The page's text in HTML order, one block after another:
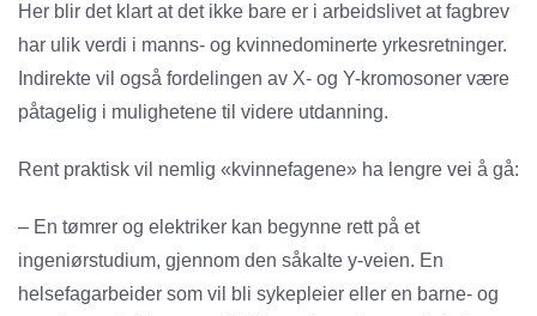
Her blir det klart at det ikke bare er i arbeidslivet at fagbrev
har ulik verdi i manns- og kvinnedominerte yrkesretninger.
Indirekte vil også fordelingen av X- og Y-kromosoner være
påtagelig i mulighetene til videre utdanning.
Rent praktisk vil nemlig «kvinnefagene» ha lengre vei å gå:
– En tømrer og elektriker kan begynne rett på et
ingeniørstudium, gjennom den såkalte y-veien. En
helsefagarbeider som vil bli sykepleier eller en barne- og